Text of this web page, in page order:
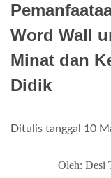
Word Wall
Minat dan
Didik
Ditulis tanggal 10
Oleh: Desi